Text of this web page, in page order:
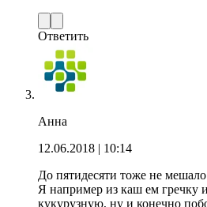
Ответить
Анна
12.06.2018 | 10:14
До пятидесяти тоже не
Я например из каш ем гречку
кукурузную, ну и конечно